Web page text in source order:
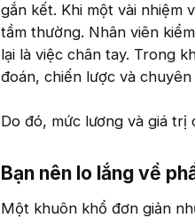
gắn kết. Khi một vài nhiệm
tầm thường. Nhân viên
lại là việc chân tay. Trong
đoán, chiến lược và chuyên
Do đó, mức lương và giá
Bạn nên lo lắng về
Một khuôn khổ đơn giản